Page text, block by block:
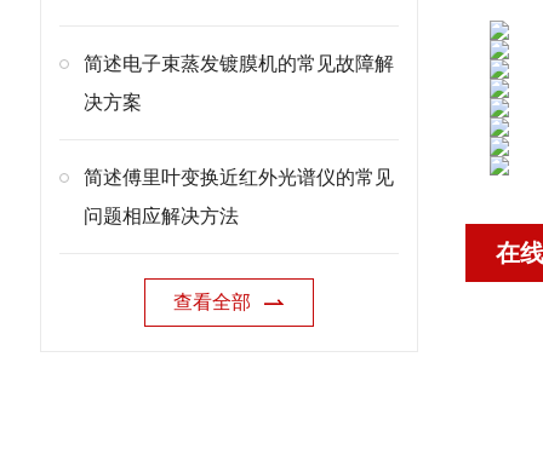
简述电子束蒸发镀膜机的常见故障解
决方案
简述傅里叶变换近红外光谱仪的常见
问题相应解决方法
查看全部
在